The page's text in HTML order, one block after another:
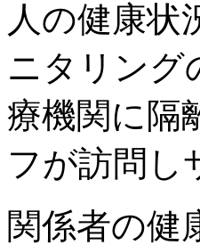
人の健康状
ニタリング
療機関に隔
フが訪問し
関係者の健